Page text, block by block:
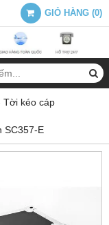
GIỎ HÀNG (0)
Tời kéo cáp
SC357-E